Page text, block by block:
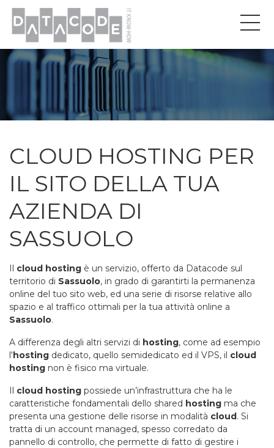
CLOUD HOSTING PER
IL SITO DELLA TUA
AZIENDA DI
SASSUOLO
Il cloud hosting è un servizio, offerto da Datacode sul
territorio di Sassuolo, in grado di garantirti la permanenza
online del tuo sito web, ed una serie di risorse relative allo
spazio e al traffico ottimali per la tua attività online a
Sassuolo.
A differenza degli altri servizi di hosting, come ad esempio
l'hosting dedicato, quello semidedicato ed il VPS, il cloud
hosting non è fisico ma virtuale.
Il cloud hosting possiede un’infrastruttura che ha le
caratteristiche fondamentali dello shared hosting ma che
presenta una gestione delle risorse in modalità cloud. Si
tratta di un account managed, spesso corredato da
pannello di controllo, che permette di fatto di gestire i